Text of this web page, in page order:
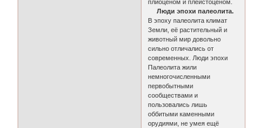
плиоценом и плейстоценом.
Люди эпохи палеолита.
В эпоху палеолита климат
Земли, её растительный и
животный мир довольно
сильно отличались от
современных. Люди эпохи
Палеолита жили
немногочисленными
первобытными
сообществами и
пользовались лишь
оббитыми каменными
орудиями, не умея ещё